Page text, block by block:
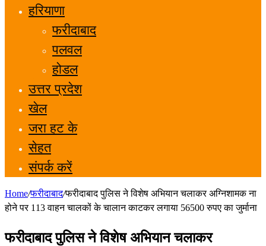
हरियाणा
फरीदाबाद
पलवल
होडल
उत्तर प्रदेश
खेल
जरा हट के
सेहत
संपर्क करें
Home/फरीदाबाद/फरीदाबाद पुलिस ने विशेष अभियान चलाकर अग्निशामक ना
होने पर 113 वाहन चालकों के चालान काटकर लगाया 56500 रुपए का जुर्माना
फरीदाबाद पुलिस ने विशेष अभियान चलाकर